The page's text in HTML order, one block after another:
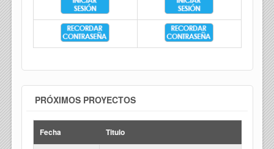
PRÓXIMOS PROYECTOS
Fecha Titulo